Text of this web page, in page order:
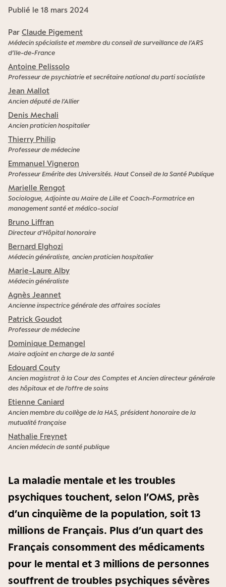
Publié le 18 mars 2024
Par Claude Pigement
Médecin spécialiste et membre du conseil de surveillance de l’ARS
d’Ile-de-France
Antoine Pelissolo
Professeur de psychiatrie et secrétaire national du parti socialiste
Jean Mallot
Ancien député de l’Allier
Denis Mechali
Ancien praticien hospitalier
Thierry Philip
Professeur de médecine
Emmanuel Vigneron
Professeur Emérite des Universités. Haut Conseil de la Santé Publique
Marielle Rengot
Sociologue, Adjointe au Maire de Lille et Coach-Formatrice en
management santé et médico-social
Bruno Liffran
Directeur d’Hôpital honoraire
Bernard Elghozi
Médecin généraliste, ancien praticien hospitalier
Marie-Laure Alby
Médecin généraliste
Agnès Jeannet
Ancienne inspectrice générale des affaires sociales
Patrick Goudot
Professeur de médecine
Dominique Demangel
Maire adjoint en charge de la santé
Edouard Couty
Ancien magistrat à la Cour des Comptes et Ancien directeur générale
des hôpitaux et de l’offre de soins
Etienne Caniard
Ancien membre du collège de la HAS, président honoraire de la
mutualité française
Nathalie Freynet
Ancien médecin de santé publique
La maladie mentale et les troubles
psychiques touchent, selon l’OMS, près
d’un cinquième de la population, soit 13
millions de Français. Plus d’un quart des
Français consomment des médicaments
pour le mental et 3 millions de personnes
souffrent de troubles psychiques sévères